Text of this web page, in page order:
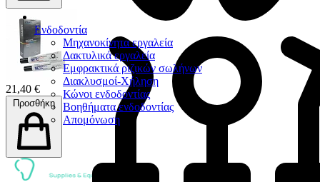
Ενδοδοντία
Μηχανοκίνητα εργαλεία
Δακτυλικά εργαλεία
Εμφρακτικά ριζικών σωλήνων
Διακλυσμοί-Χήληση
Κώνοι ενδοδοντίας
Βοηθήματα ενδοδοντίας
Απομόνωση
21,40 €
Προσθήκη